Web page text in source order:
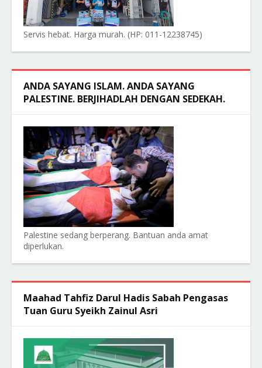
Servis hebat. Harga murah. (HP: 011-12238745)
ANDA SAYANG ISLAM. ANDA SAYANG
PALESTINE. BERJIHADLAH DENGAN SEDEKAH.
Palestine sedang berperang. Bantuan anda amat
diperlukan.
Maahad Tahfiz Darul Hadis Sabah Pengasas
Tuan Guru Syeikh Zainul Asri